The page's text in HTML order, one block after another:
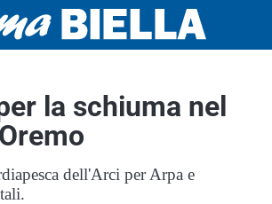
la schiuma nel
dell'Arci per Arpa e